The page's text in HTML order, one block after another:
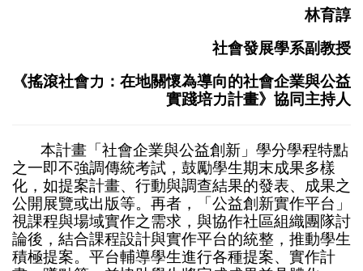
林育諄
社會發展學系副教授
《搖滾社會力：在地關懷為導向的社會企業與公益
實踐培力計畫》協同主持人
本計畫「社會企業與公益創新」學分學程特點
之一即不強調傳統考試，鼓勵學生期末成果多樣
化，如提案計畫、行動與調查結果的發表、成果之
公開展覽或出版等。再者，「公益創新實作平台」
視課程與場域實作之需求，與協作社區組織團隊討
論後，結合課程設計與實作平台的統整，推動學生
積極提案。平台輔導學生進行各種提案、實作計